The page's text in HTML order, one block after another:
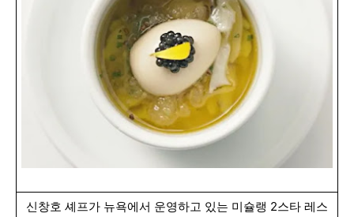
신창호 셰프가 뉴욕에서 운영하고 있는 미슐랭 2스타 레스